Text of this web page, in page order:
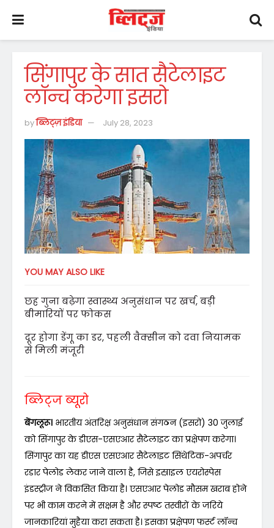
सिंगापुर के सात सैटेलाइट
लॉन्च करेगा इसरो
byब्लिट्ज़ इंडिया July 28, 2023
YOU MAY ALSO LIKE
छह गुना बढ़ेगा स्वास्थ्य अनुसंधान पर खर्च, बड़ी
बीमारियों पर फोकस
दूर होगा डेंगू का डर, पहली वैक्सीन को दवा नियामक
से मिली मंजूरी
ब्लिट्ज ब्यूरो
बेंगलूरू। भारतीय अंतरिक्ष अनुसंधान संगठन (इसरो) 30 जुलाई
को सिंगापुर के डीएस-एसएआर सैटेलाइट का प्रक्षेपण करेगा।
सिंगापुर का यह डीएस एसएआर सैटेलाइट सिंथेटिक-अपर्चर
रडार पेलोड लेकर जाने वाला है, जिसे इस्राइल एयरोस्पेस
इंडस्ट्रीज ने विकसित किया है। एसएआर पेलोड मौसम खराब होने
पर भी काम करने में सक्षम है और स्पष्ट तस्वीरों के जरिये
जानकारियां मुहैया करा सकता है। इसका प्रक्षेपण फर्स्ट लॉन्च